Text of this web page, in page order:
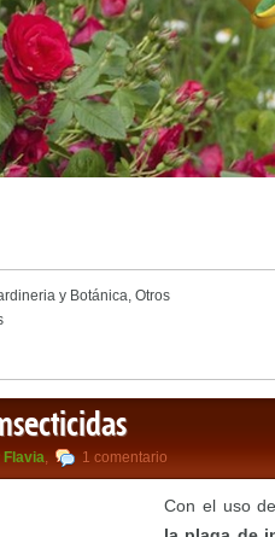
y Botánica, Otros
Flavia, 1 comentario
Con el uso